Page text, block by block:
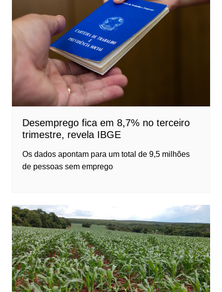
Desemprego fica em 8,7% no terceiro
trimestre, revela IBGE
Os dados apontam para um total de 9,5 milhões
de pessoas sem emprego